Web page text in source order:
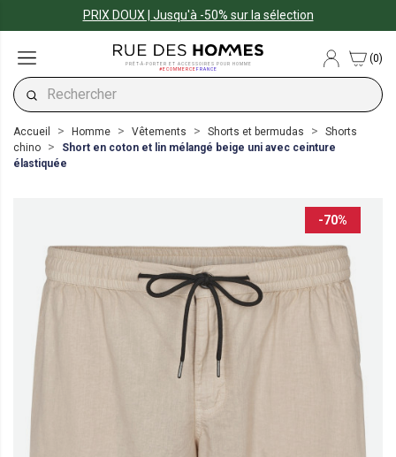
PRIX DOUX | Jusqu'à -50% sur la sélection
PRÊT-À-PORTER ET ACCESSOIRES POUR HOMME
#ECOMMERCEFRANCE
(0)
Accueil Homme Vêtements Shorts et bermudas
Shorts
chino
Short en coton et lin mélangé beige uni avec ceinture
élastiquée
-70%